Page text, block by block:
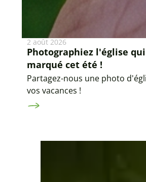
2 août 2026
Photographiez l'église
marqué cet été !
Partagez-nous une photo
vos vacances !